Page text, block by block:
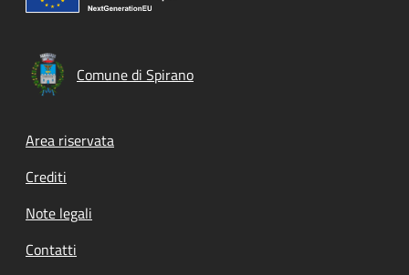
Comune di Spirano
Footer menu
Area riservata
Crediti
Note legali
Contatti